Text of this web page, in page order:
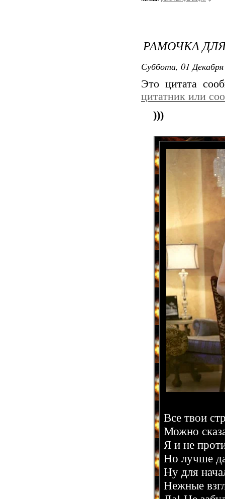
РАМОЧКА
Суббота, 01
Это цитата
цитатник или
)))
Все твои
Можно
Я и не
Но лучше
Ну для
Нежные